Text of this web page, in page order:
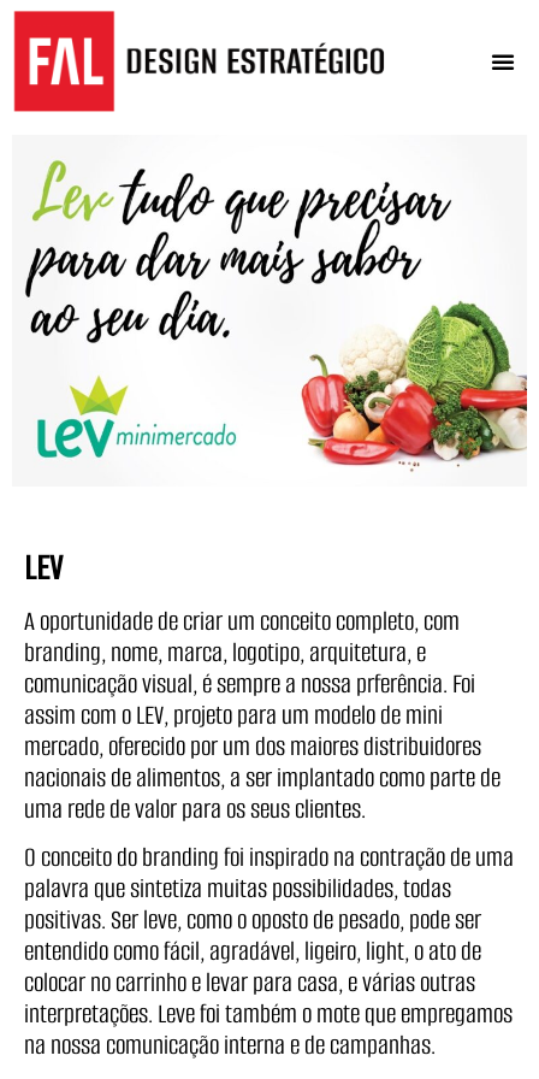
LEV
A oportunidade de criar um conceito completo, com
branding, nome, marca, logotipo, arquitetura, e
comunicação visual, é sempre a nossa prferência. Foi
assim com o LEV, projeto para um modelo de mini
mercado, oferecido por um dos maiores distribuidores
nacionais de alimentos, a ser implantado como parte de
uma rede de valor para os seus clientes.
O conceito do branding foi inspirado na contração de uma
palavra que sintetiza muitas possibilidades, todas
positivas. Ser leve, como o oposto de pesado, pode ser
entendido como fácil, agradável, ligeiro, light, o ato de
colocar no carrinho e levar para casa, e várias outras
interpretações. Leve foi também o mote que empregamos
na nossa comunicação interna e de campanhas.